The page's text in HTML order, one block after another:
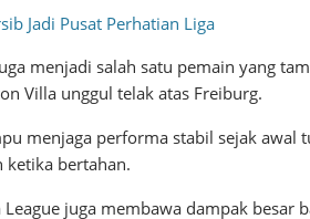
Jadi Pusat Perhatian Liga
menjadi salah satu pemain yang
Villa unggul telak atas Freiburg.
menjaga performa stabil sejak awal
ketika bertahan.
juga membawa dampak besar